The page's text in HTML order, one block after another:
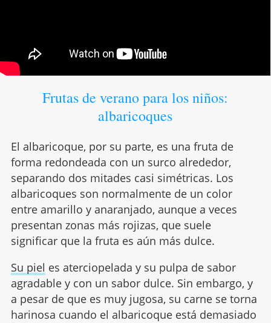
Frutas de verano para los niños:
albaricoques
El albaricoque, por su parte, es una fruta de
forma redondeada con un surco alrededor,
separando dos mitades casi simétricas. Los
albaricoques son normalmente de un color
entre amarillo y anaranjado, aunque a veces
presentan zonas más rojizas, que suele
significar que la fruta es aún más dulce.
Su piel es aterciopelada y su pulpa de sabor
agradable y con un sabor dulce. Sin embargo, y
a pesar de que es muy jugosa, su carne se torna
harinosa cuando el albaricoque está demasiado